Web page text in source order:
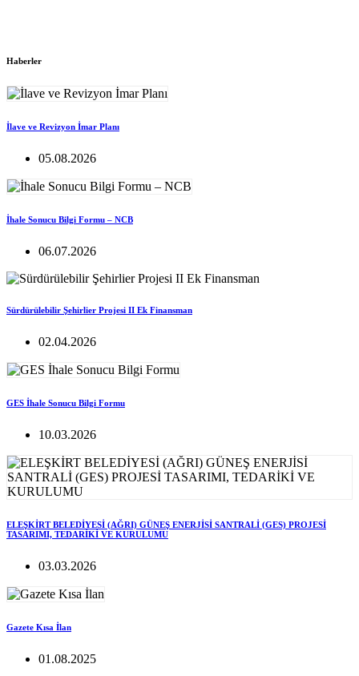
Haberler
İlave ve Revizyon İmar Planı
05.08.2026
İhale Sonucu Bilgi Formu – NCB
06.07.2026
Sürdürülebilir Şehirlier Projesi II Ek Finansman
02.04.2026
GES İhale Sonucu Bilgi Formu
10.03.2026
ELEŞKİRT BELEDİYESİ (AĞRI) GÜNEŞ ENERJİSİ SANTRALİ (GES) PROJESİ
TASARIMI, TEDARİKİ VE KURULUMU
03.03.2026
Gazete Kısa İlan
01.08.2025